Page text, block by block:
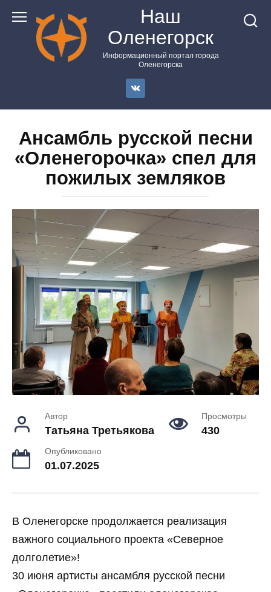
контенту
Наш
Оленегорск
Информационный портал города
Оленегорска
Ансамбль русской песни
«Оленегорочка» спел для
пожилых земляков
Автор
Татьяна Третьякова
Просмотры
430
Опубликовано
01.07.2025
В Оленегорске продолжается реализация
важного социального проекта «Северное
долголетие»!
30 июня артисты ансамбля русской песни